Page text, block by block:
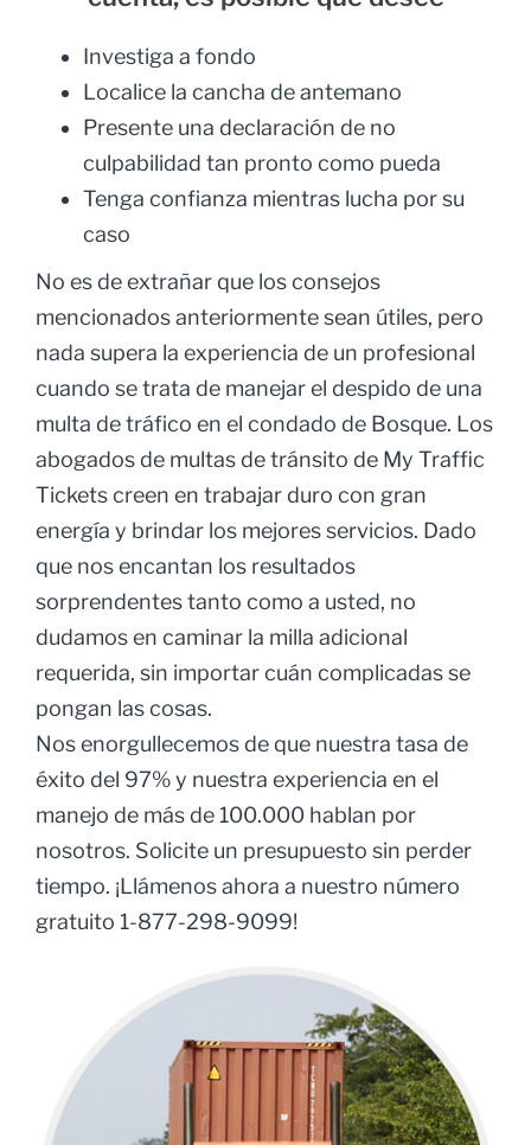
Investiga a fondo
Localice la cancha de antemano
Presente una declaración de no
culpabilidad tan pronto como pueda
Tenga confianza mientras lucha por su
caso
No es de extrañar que los consejos
mencionados anteriormente sean útiles, pero
nada supera la experiencia de un profesional
cuando se trata de manejar el despido de una
multa de tráfico en el condado de Bosque. Los
abogados de multas de tránsito de My Traffic
Tickets creen en trabajar duro con gran
energía y brindar los mejores servicios. Dado
que nos encantan los resultados
sorprendentes tanto como a usted, no
dudamos en caminar la milla adicional
requerida, sin importar cuán complicadas se
pongan las cosas.
Nos enorgullecemos de que nuestra tasa de
éxito del 97% y nuestra experiencia en el
manejo de más de 100.000 hablan por
nosotros. Solicite un presupuesto sin perder
tiempo. ¡Llámenos ahora a nuestro número
gratuito 1-877-298-9099!